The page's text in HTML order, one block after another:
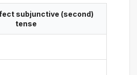
subjunctive (second)
tense